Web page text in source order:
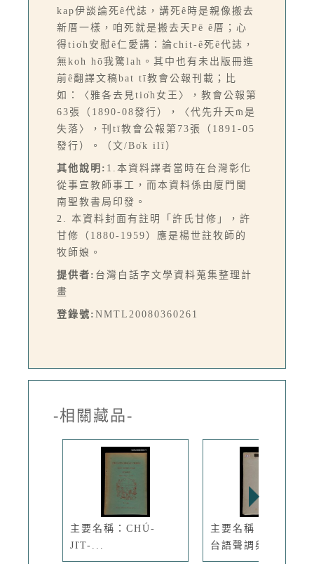
kap伊談論死ê代誌，講死ê時是親像搬去
新厝一樣，咱死就是搬去天Pē ê厝；心
得tio̍h安慰ê仁愛講：論chit-ê死ê代誌，
無koh hō͘我驚lah。其中也有未出版冊進
前ê翻譯文稿bat tī教會公報刊載；比
如：〈雅各去見tio̍h女王〉，教會公報第
63張（1890-08發行），〈代先升天m̄是
失落〉，刊tī教會公報第73張（1891-05
發行）。（文/Bo̍k ilī）
其他說明: 1.本資料譯者當時在台灣彰化
從事宣教師事工，而本資料係由廈門閩
南聖教書局印發。
2. 本資料封面有註明「許氏甘修」，許
甘修（1880-1959）應是楊世註牧師的
牧師娘。
提供者: 台灣白話字文學資料蒐集整理計
畫
登錄號: NMTL20080360261
-相關藏品-
主要名稱：CHÚ-
JI̍T-...
主要名稱：無題名：
台語聲調與...